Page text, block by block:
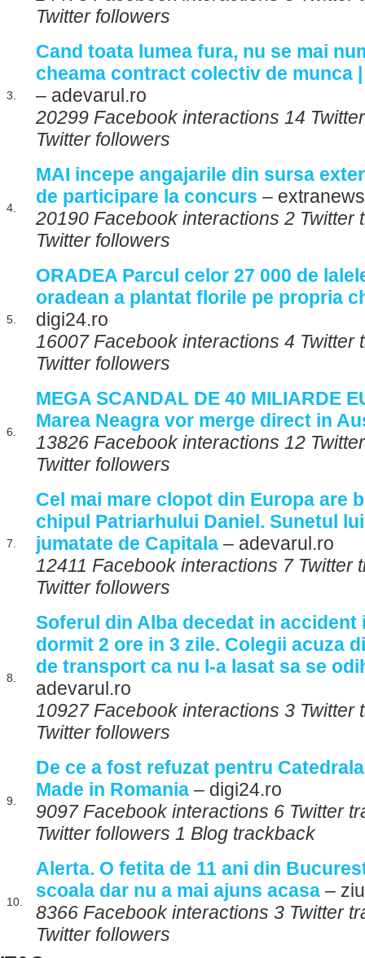
Twitter followers
3.
Cand toata lumea fura, nu se mai
cheama contract colectiv de munca
– adevarul.ro
20299 Facebook interactions 14
Twitter followers
4.
MAI incepe angajarile din sursa
de participare la concurs –
20190 Facebook interactions 2 Twitter
Twitter followers
5.
ORADEA Parcul celor 27 000 de
oradean a plantat florile pe propria
digi24.ro
16007 Facebook interactions 4 Twitter
Twitter followers
6.
MEGA SCANDAL DE 40 MILIARDE
Marea Neagra vor merge direct in
13826 Facebook interactions 12
Twitter followers
7.
Cel mai mare clopot din Europa are
chipul Patriarhului Daniel. Sunetul
jumatate de Capitala – adevarul.ro
12411 Facebook interactions 7 Twitter
Twitter followers
8.
Soferul din Alba decedat in accident
dormit 2 ore in 3 zile. Colegii acuza
de transport ca nu l-a lasat sa se
adevarul.ro
10927 Facebook interactions 3 Twitter
Twitter followers
9.
De ce a fost refuzat pentru
Made in Romania – digi24.ro
9097 Facebook interactions 6 Twitter
Twitter followers 1 Blog trackback
10.
Alerta. O fetita de 11 ani din
scoala dar nu a mai ajuns acasa –
8366 Facebook interactions 3 Twitter
Twitter followers